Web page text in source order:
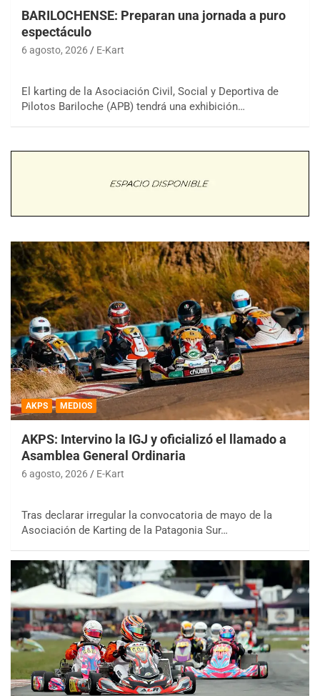
BARILOCHENSE: Preparan una jornada a puro
espectáculo
6 agosto, 2026 E-Kart
El karting de la Asociación Civil, Social y Deportiva de
Pilotos Bariloche (APB) tendrá una exhibición…
AKPS MEDIOS
AKPS: Intervino la IGJ y oficializó el llamado a
Asamblea General Ordinaria
6 agosto, 2026 E-Kart
Tras declarar irregular la convocatoria de mayo de la
Asociación de Karting de la Patagonia Sur…